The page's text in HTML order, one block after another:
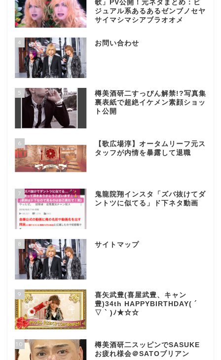
歌」PV公開！元ネタまとめ：ビ
ジュアル系あるあるゼンブノセヤ
サイマシマシアブラオオメ
4 お問い合わせ
5
樽美酒研二すっぴん解禁!?写真集
裏表紙で超絶イケメン素顔ショッ
ト公開
6
【歌広場淳】オータムリーフ元ス
タッフが内情を暴露して退職
7
鬼龍院翔インスタ「ズバ抜けてダ
ントツに似てる」ド下ネタ動画
8 サイトマップ
9
喜矢武豊(喜屋武豊、キャン
豊)34th HAPPYBIRTHDAY( ´
▽ ` )ﾉ★☆☆
10
樽美酒研二スッピンでSASUKE
お疲れ様会＠SATOブリアン